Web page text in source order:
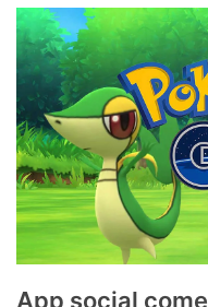
App social come